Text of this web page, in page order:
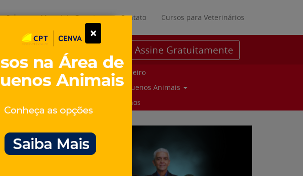
Sobre Materiais Gratuitos Contato Cursos para Veterinários
Assine Gratuitamente
Parceiro
Pequenos Animais
Suinos
×